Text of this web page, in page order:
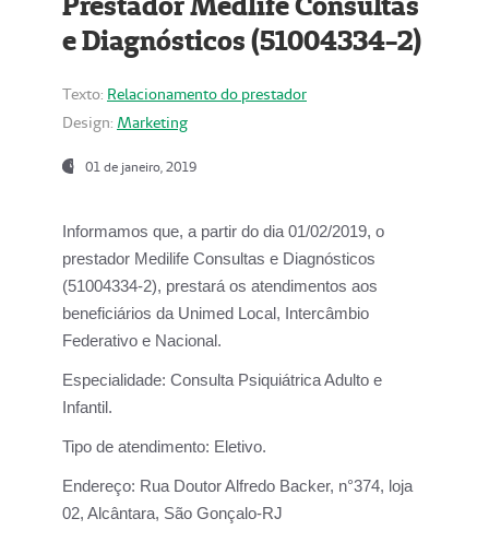
e Diagnósticos (51004334-2)
Texto: Relacionamento do prestador
Design: Marketing
01 de janeiro, 2019
Informamos que, a partir do dia 01/02/2019, o
prestador Medilife Consultas e Diagnósticos
(51004334-2), prestará os atendimentos aos
beneficiários da Unimed Local, Intercâmbio
Federativo e Nacional.
Especialidade: Consulta Psiquiátrica Adulto e
Infantil.
Tipo de atendimento: Eletivo.
Endereço: Rua Doutor Alfredo Backer, n°374, loja
02, Alcântara, São Gonçalo-RJ